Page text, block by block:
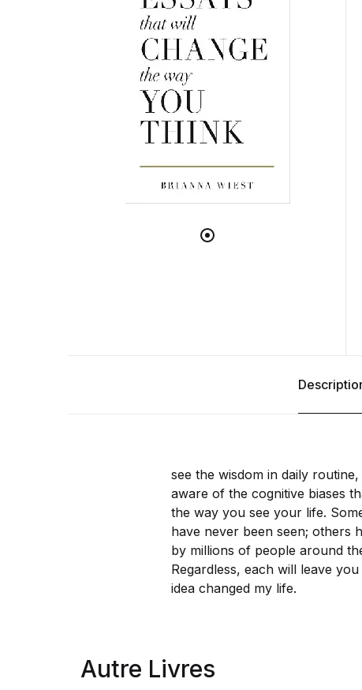
see the wisdom in daily
aware of the cognitive biases
the way you see your life.
have never been seen; others
by millions of people around
Regardless, each will leave
idea changed my life.
Autre Livres